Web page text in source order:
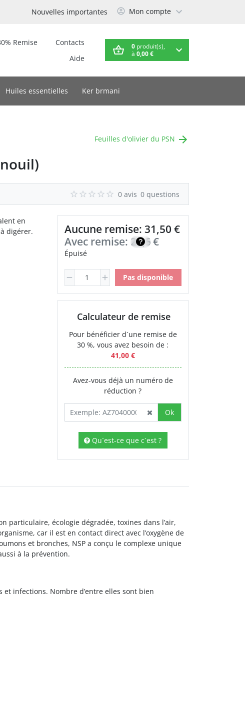
Nouvelles importantes Mon compte
Remise
Contacts
Aide
0produit(s),
à 0,00 €
Huiles essentielles Ker brmani
Feuilles d'olivier du PSN
0 avis 0 questions
Aucune remise: 31,50 €
Avec remise: 22,50
€
Épuisé
Pas disponible
Calculateur de remise
Pour bénéficier d`une remise de
30 %, vous avez besoin de :
41,00 €
Avez-vous déjà un numéro de
réduction ?
Ok
Qu`est-ce que c`est ?
en
digérer.
particulaire, écologie dégradée, toxines dans l’air,
car il est en contact direct avec l’oxygène de
et bronches, NSP a conçu le complexe unique
à la prévention.
infections. Nombre d’entre elles sont bien